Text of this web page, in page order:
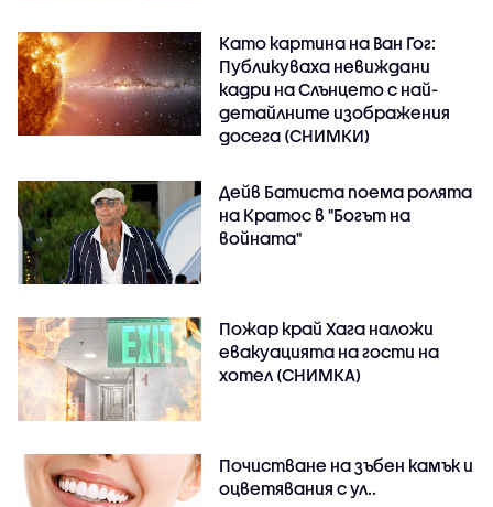
Като картина на Ван Гог:
Публикуваха невиждани
кадри на Слънцето с най-
детайлните изображения
досега (СНИМКИ)
Дейв Батиста поема ролята
на Кратос в "Богът на
войната"
Пожар край Хага наложи
евакуацията на гости на
хотел (СНИМКА)
Почистване на зъбен камък и
оцветявания с ул..